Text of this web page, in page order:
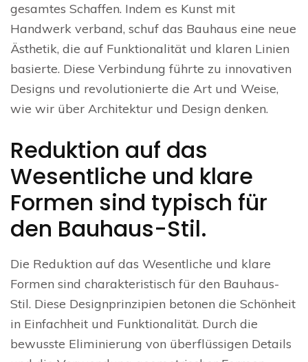
gesamtes Schaffen. Indem es Kunst mit
Handwerk verband, schuf das Bauhaus eine neue
Ästhetik, die auf Funktionalität und klaren Linien
basierte. Diese Verbindung führte zu innovativen
Designs und revolutionierte die Art und Weise,
wie wir über Architektur und Design denken.
Reduktion auf das
Wesentliche und klare
Formen sind typisch für
den Bauhaus-Stil.
Die Reduktion auf das Wesentliche und klare
Formen sind charakteristisch für den Bauhaus-
Stil. Diese Designprinzipien betonen die Schönheit
in Einfachheit und Funktionalität. Durch die
bewusste Eliminierung von überflüssigen Details